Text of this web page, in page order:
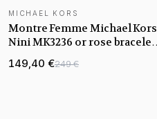
NOUVEAUTÉ
MICHAEL KORS
Montre Femme Michael Kors
Nini MK3236 or rose bracelet
149,40 €249 €